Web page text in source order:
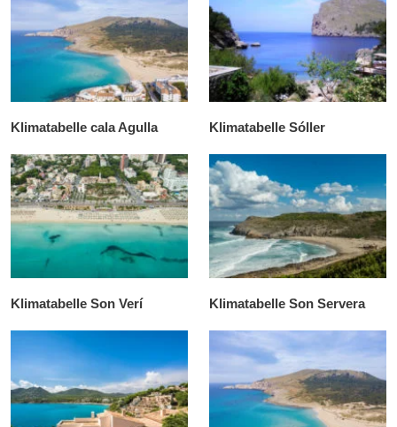
Klimatabelle cala Agulla Klimatabelle Sóller
Klimatabelle Son Verí Klimatabelle Son Servera